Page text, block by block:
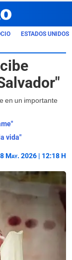
ESTADOS UNIDOS
en un importante
vida"
May. 2026 | 12:18 H